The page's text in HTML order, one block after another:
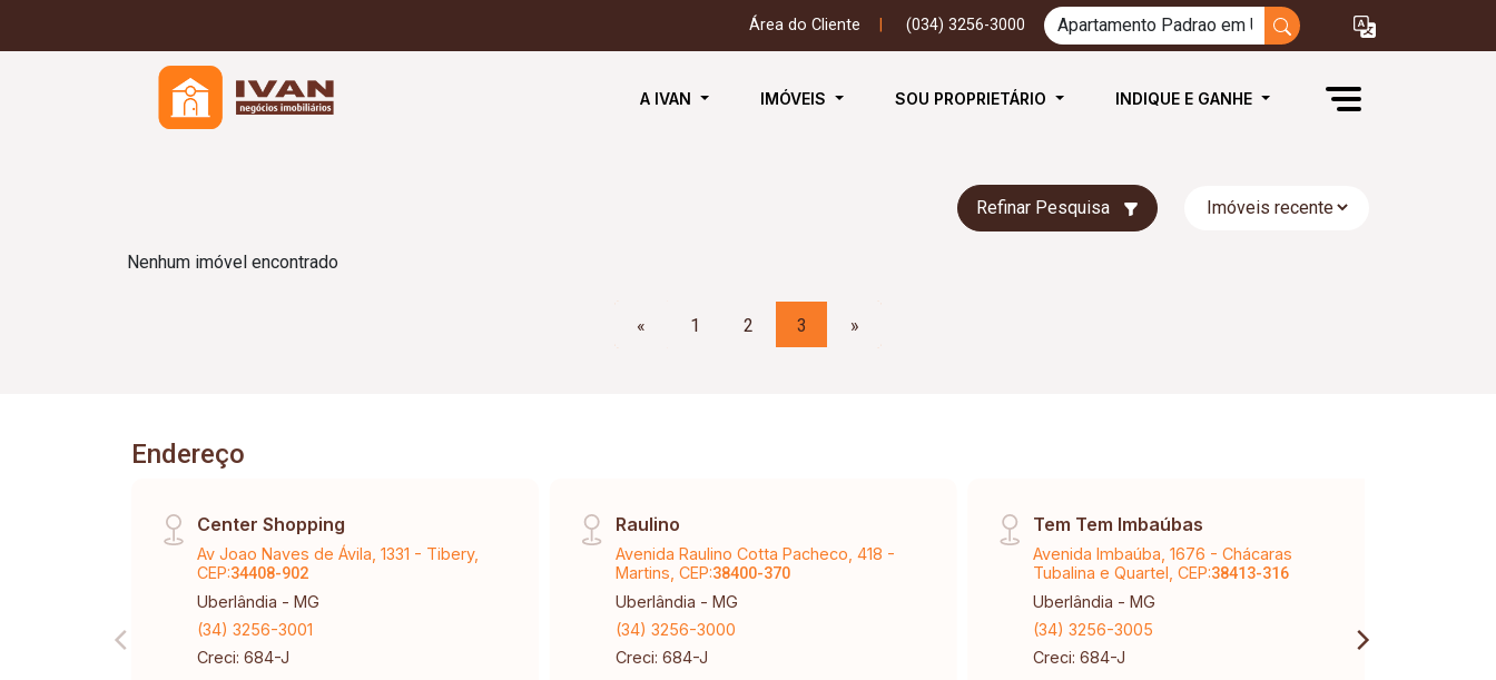
Área do Cliente (034) 3256-3000
A IVAN IMÓVEIS SOU PROPRIETÁRIO INDIQUE E GANHE
Refinar Pesquisa
Nenhum imóvel encontrado
« 1 2 3 »
Endereço
Center Shopping
Av Joao Naves de Ávila, 1331 - Tibery,
CEP:34408-902
Uberlândia - MG
(34) 3256-3001
Creci: 684-J
Raulino
Avenida Raulino Cotta Pacheco, 418 -
Martins, CEP:38400-370
Uberlândia - MG
(34) 3256-3000
Creci: 684-J
Tem Tem Imbaúbas
Avenida Imbaúba, 1676 - Chácaras
Tubalina e Quartel, CEP:38413-316
Uberlândia - MG
(34) 3256-3005
Creci: 684-J